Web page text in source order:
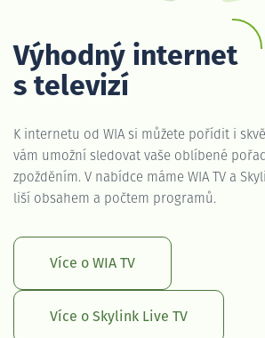
Výhodný internet
s televizí
K internetu od WIA si můžete pořídit i
vám umožní sledovat vaše oblíbené
zpožděním. V nabídce máme WIA TV a
liší obsahem a počtem programů.
Více o WIA TV
Více o Skylink Live TV